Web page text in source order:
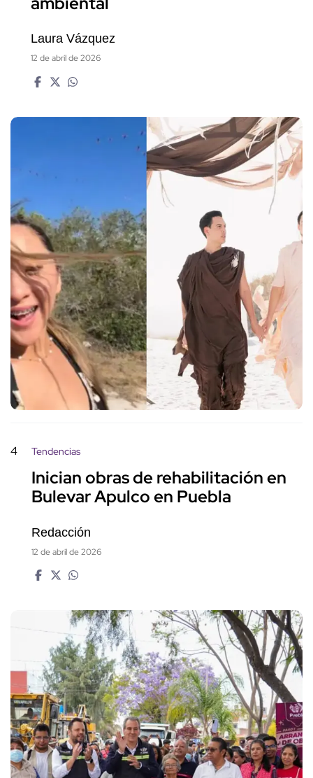
Laura Vázquez
12 de abril de 2026
4 Tendencias
Inician obras de rehabilitación en
Bulevar Apulco en Puebla
Redacción
12 de abril de 2026